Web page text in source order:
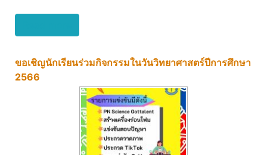
ขอเชิญนักเรียนร่วมกิจกรรมในวันวิทยาศาสตร์ปีการศึกษา
2566